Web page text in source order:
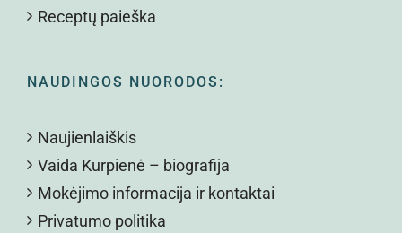
Receptų paieška
NAUDINGOS NUORODOS:
Naujienlaiškis
Vaida Kurpienė – biografija
Mokėjimo informacija ir kontaktai
Privatumo politika